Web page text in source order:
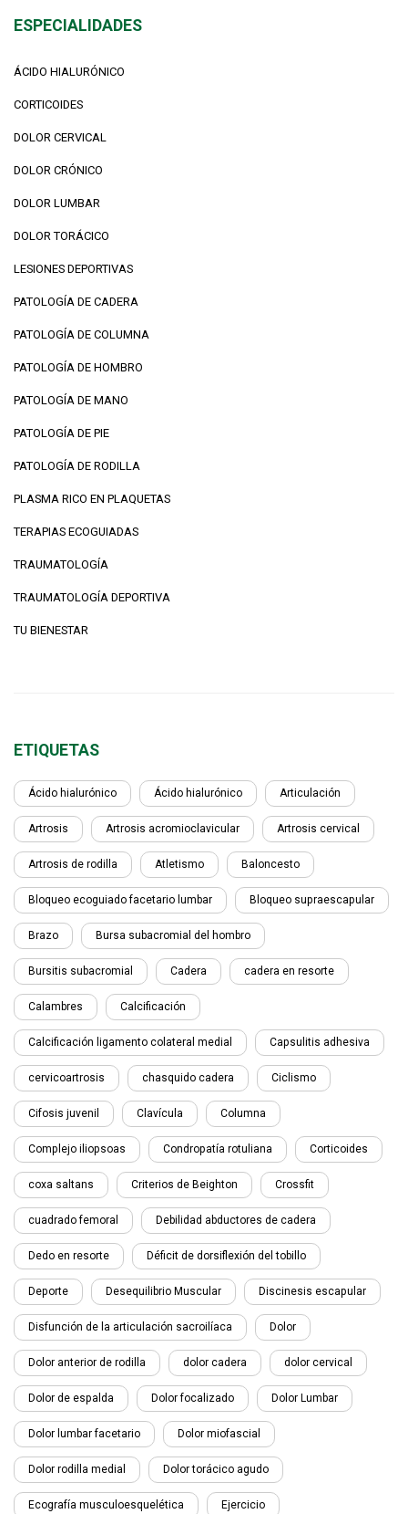
ESPECIALIDADES
ÁCIDO HIALURÓNICO
CORTICOIDES
DOLOR CERVICAL
DOLOR CRÓNICO
DOLOR LUMBAR
DOLOR TORÁCICO
LESIONES DEPORTIVAS
PATOLOGÍA DE CADERA
PATOLOGÍA DE COLUMNA
PATOLOGÍA DE HOMBRO
PATOLOGÍA DE MANO
PATOLOGÍA DE PIE
PATOLOGÍA DE RODILLA
PLASMA RICO EN PLAQUETAS
TERAPIAS ECOGUIADAS
TRAUMATOLOGÍA
TRAUMATOLOGÍA DEPORTIVA
TU BIENESTAR
ETIQUETAS
Ácido hialurónico Ácido hialurónico Articulación
Artrosis Artrosis acromioclavicular Artrosis cervical
Artrosis de rodilla Atletismo Baloncesto
Bloqueo ecoguiado facetario lumbar Bloqueo supraescapular
Brazo Bursa subacromial del hombro
Bursitis subacromial Cadera cadera en resorte
Calambres Calcificación
Calcificación ligamento colateral medial Capsulitis adhesiva
cervicoartrosis chasquido cadera Ciclismo
Cifosis juvenil Clavícula Columna
Complejo iliopsoas Condropatía rotuliana Corticoides
coxa saltans Criterios de Beighton Crossfit
cuadrado femoral Debilidad abductores de cadera
Dedo en resorte Déficit de dorsiflexión del tobillo
Deporte Desequilibrio Muscular Discinesis escapular
Disfunción de la articulación sacroilíaca Dolor
Dolor anterior de rodilla dolor cadera dolor cervical
Dolor de espalda Dolor focalizado Dolor Lumbar
Dolor lumbar facetario Dolor miofascial
Dolor rodilla medial Dolor torácico agudo
Ecografía musculoesquelética Ejercicio